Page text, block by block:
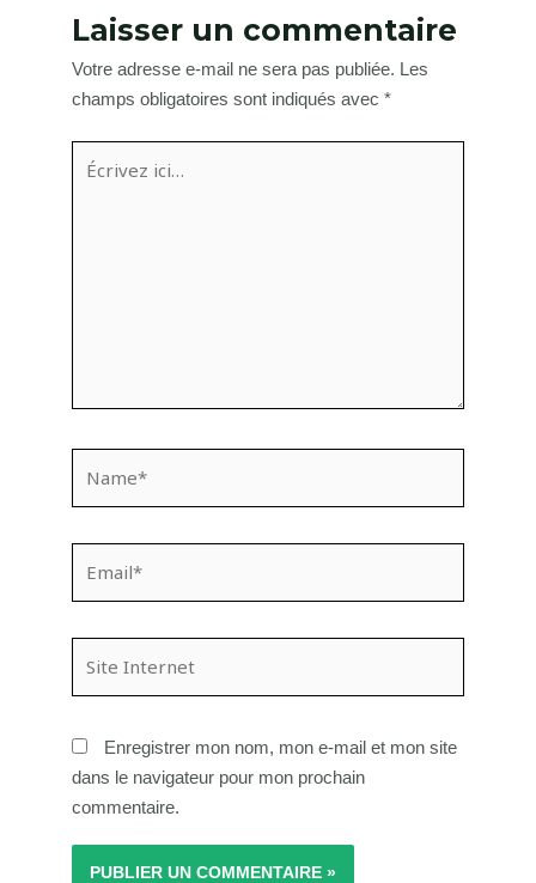
Laisser un commentaire
Votre adresse e-mail ne sera pas publiée. Les
champs obligatoires sont indiqués avec *
Enregistrer mon nom, mon e-mail et mon site
dans le navigateur pour mon prochain
commentaire.